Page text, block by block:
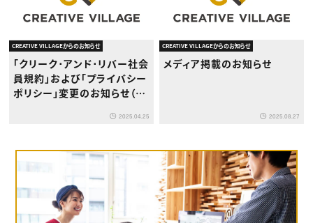
CREATIVE VILLAGEからのお知らせ
「クリーク･アンド･リバー社会
員規約」および「プライバシー
ポリシー」変更のお知らせ（改
2025.04.25
CREATIVE VILLAGEからのお知らせ
メディア掲載のお知らせ
2025.08.27